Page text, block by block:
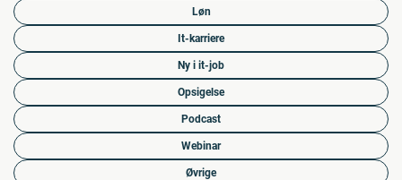
Løn
It-karriere
Ny i it-job
Opsigelse
Podcast
Webinar
Øvrige